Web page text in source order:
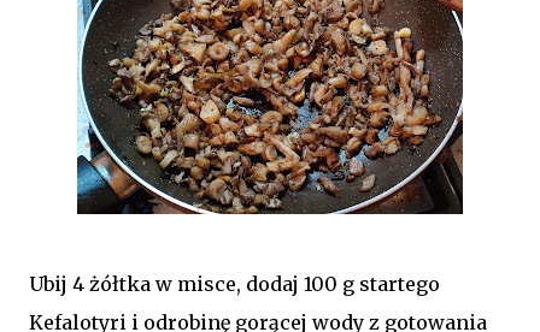
Ubij 4 żółtka w misce, dodaj 100 g startego
Kefalotyri i odrobinę gorącej wody z gotowania